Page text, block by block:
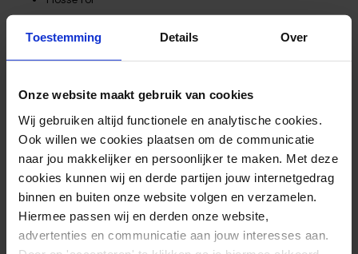
Toestemming Details Over
Onze website maakt gebruik van cookies
Wij gebruiken altijd functionele en analytische cookies.
Ook willen we cookies plaatsen om de communicatie
naar jou makkelijker en persoonlijker te maken. Met deze
cookies kunnen wij en derde partijen jouw internetgedrag
binnen en buiten onze website volgen en verzamelen.
Hiermee passen wij en derden onze website,
advertenties en communicatie aan jouw interesses aan.
makkelijk af te scheuren
te gebruiken bij behandeling van bepaalde breuken
en letsel
EXTRA INFORMATIE
Afmetingen 1000 × 3,8 cm
Kleur Wit